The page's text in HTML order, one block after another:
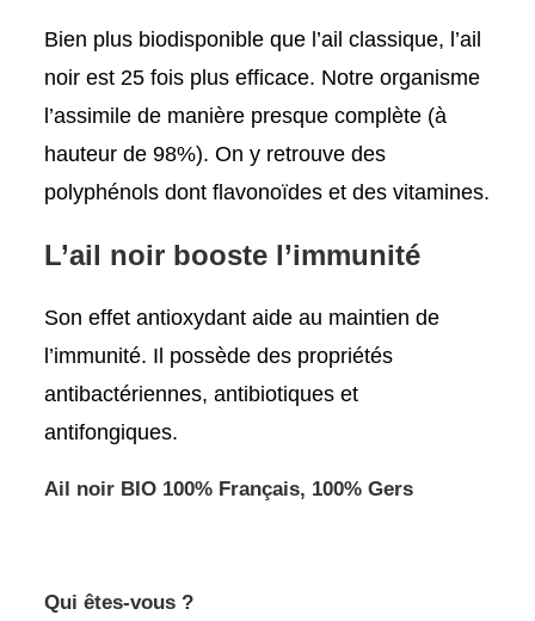
Bien plus biodisponible que l’ail classique, l’ail
noir est 25 fois plus efficace. Notre organisme
l’assimile de manière presque complète (à
hauteur de 98%). On y retrouve des
polyphénols dont flavonoïdes et des vitamines.
L’ail noir booste l’immunité
Son effet antioxydant aide au maintien de
l’immunité. Il possède des propriétés
antibactériennes, antibiotiques et
antifongiques.
Ail noir BIO 100% Français, 100% Gers
Qui êtes-vous ?